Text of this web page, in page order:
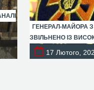
ГЕНЕРАЛ-МАЙОРА
ЗВІЛЬНЕНО ІЗ
17 Лютого,